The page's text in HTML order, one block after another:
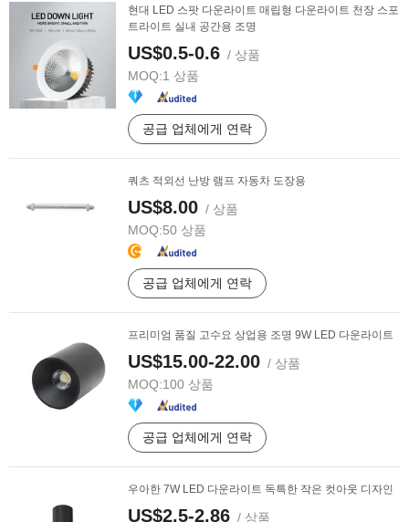
현대 LED 스팟 다운라이트 매립형 다운라이트 천장 스포
트라이트 실내 공간용 조명
US$0.5-0.6 / 상품
MOQ:1 상품
공급 업체에게 연락
쿼츠 적외선 난방 램프 자동차 도장용
US$8.00 / 상품
MOQ:50 상품
공급 업체에게 연락
프리미엄 품질 고수요 상업용 조명 9W LED 다운라이트
US$15.00-22.00 / 상품
MOQ:100 상품
공급 업체에게 연락
우아한 7W LED 다운라이트 독특한 작은 컷아웃 디자인
US$2.5-2.86 / 상품